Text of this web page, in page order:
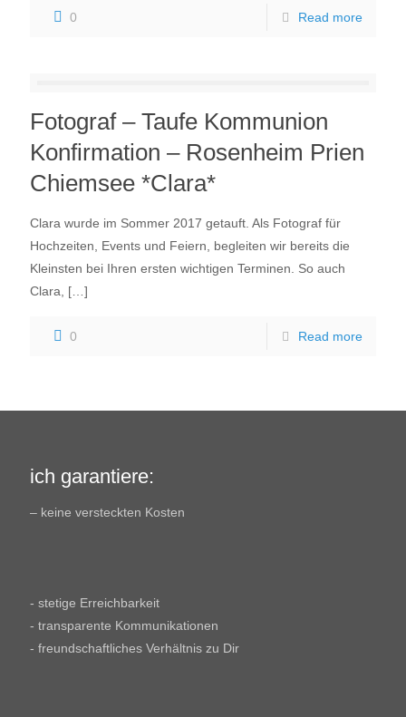
0 Read more
Fotograf – Taufe Kommunion
Konfirmation – Rosenheim Prien
Chiemsee *Clara*
Clara wurde im Sommer 2017 getauft. Als Fotograf für
Hochzeiten, Events und Feiern, begleiten wir bereits die
Kleinsten bei Ihren ersten wichtigen Terminen. So auch
Clara,
[…]
0 Read more
ich garantiere:
– keine versteckten Kosten
- stetige Erreichbarkeit
- transparente Kommunikationen
- freundschaftliches Verhältnis zu Dir